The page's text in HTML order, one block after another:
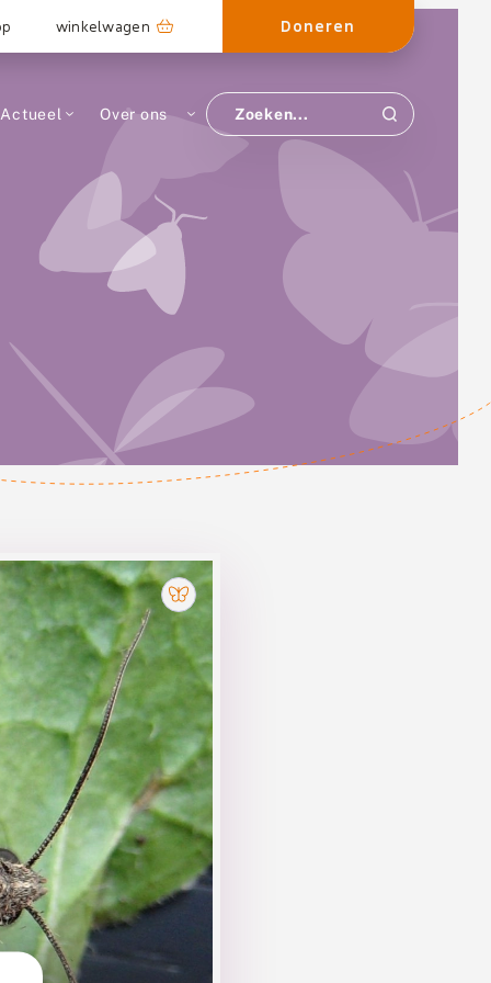
winkelwagen Doneren
Actueel Over ons